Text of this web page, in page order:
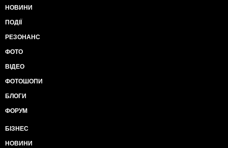
НОВИНИ
ПОДІЇ
РЕЗОНАНС
ФОТО
ВІДЕО
ФОТОШОПИ
БЛОГИ
ФОРУМ
БІЗНЕС
НОВИНИ